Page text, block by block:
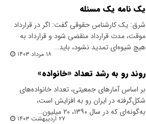
یک نامه یک مسئله
شرق: یک کارشناس حقوقی گفت: اگر در قرارداد
موقت، مدت قرارداد منقضی شود و قرارداد به
هیچ شیوه‌ای تمدید نشود، باید…
۱۸ مرداد ۱۴۰۳
روند رو به رشد تعداد «خانواده»
بر اساس آمارهای جمعیتی، تعداد خانواده‌های
شکل‌گرفته در ایران رو به افزایش است،
به‌گونه‌ای که در سال ۱۳۹۰، ۲۰ میلیون…
۲۷ اردیبهشت ۱۴۰۳